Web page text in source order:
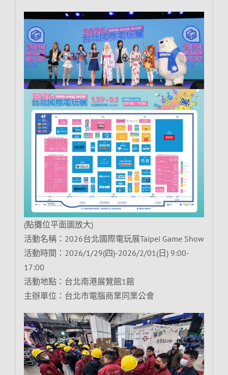
(點攤位平面圖放大)
活動名稱：2026台北國際電玩展Taipei Game Show
活動時間：2026/1/29(四)-2026/2/01(日) 9:00-
17:00
活動地點：台北南港展覽館1館
主辦單位：台北市電腦商業同業公會